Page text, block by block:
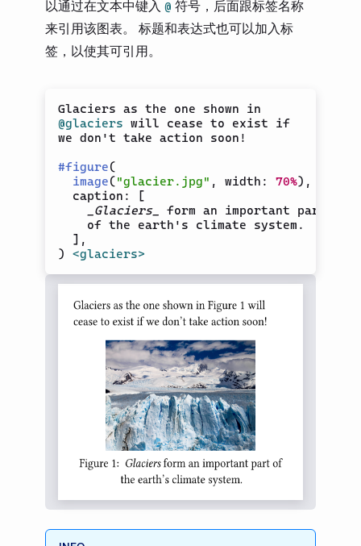
以通过在文本中键入 @ 符号，后面跟标签名称
来引用该图表。 标题和表达式也可以加入标
签，以使其可引用。
@glaciers will cease to exist if
we don't take action soon!
#figure(
image("glacier.jpg" , width : 70%) ,
  caption
:
[
_Glaciers_
form an important part
    of the earth's climate system.
] ,
)
<glaciers>